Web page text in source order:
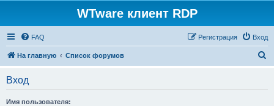
WTware клиент RDP
FAQ Вход
Регистрация
На главную Список форумов
Вход
Имя пользователя: